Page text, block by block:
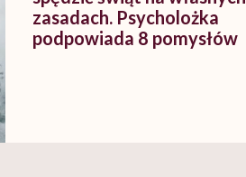
zasadach. Psycholożka
podpowiada 8 pomysłów